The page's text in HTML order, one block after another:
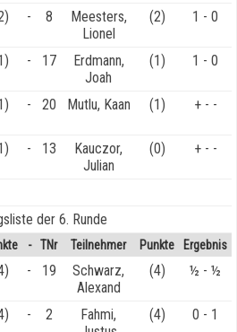
- 8
Meesters,
Lionel
(2) 1 - 0
- 17
Erdmann,
Joah
(1) 1 - 0
- 20 Mutlu, Kaan (1) + - -
- 13
Kauczor,
Julian
(0) + - -
der 6. Runde
- TNr Teilnehmer Punkte Ergebnis
- 19
Schwarz,
Alexand
(4) ½ - ½
- 2
Fahmi,
(4) 0 - 1